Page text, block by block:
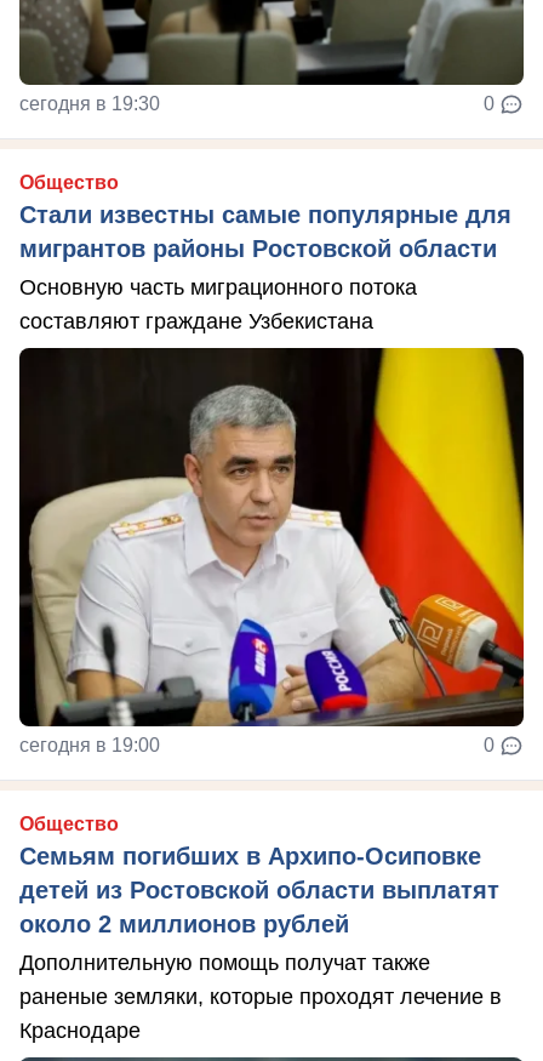
сегодня в 19:30 0
Общество
Стали известны самые популярные для
мигрантов районы Ростовской области
Основную часть миграционного потока
составляют граждане Узбекистана
сегодня в 19:00 0
Общество
Семьям погибших в Архипо-Осиповке
детей из Ростовской области выплатят
около 2 миллионов рублей
Дополнительную помощь получат также
раненые земляки, которые проходят лечение в
Краснодаре